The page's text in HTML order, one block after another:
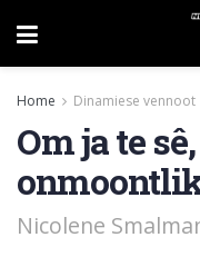
Home Dinamiese vennoot
Om ja te
Nicolene